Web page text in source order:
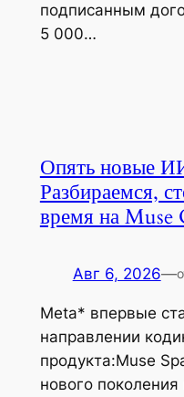
подписанным
5 000…
Опять новые
Разбираемся,
время на Muse
Авг 6, 2026—
Meta* впервые
направлении
продукта:Muse
нового